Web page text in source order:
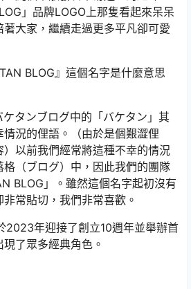
」品牌LOGO上那隻看起來呆呆
大家，繼續走過更多平凡卻可愛
BLOG』這個名字是什麼意思
ケタンブログ中的「バケタン」其
況的俚語。（由於是個艱澀俚
以前我們經常將這種不幸的情況
（ブログ）中，因此我們的團隊
BLOG」。雖然這個名字起初沒有
常貼切，我們非常喜歡。
2023年迎接了創立10週年並舉辦首
了眾多經典角色。